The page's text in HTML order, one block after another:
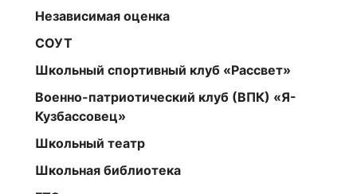
Независимая оценка
СОУТ
Школьный спортивный клуб «Рассвет»
Военно-патриотический клуб (ВПК) «Я-
Кузбассовец»
Школьный театр
Школьная библиотека